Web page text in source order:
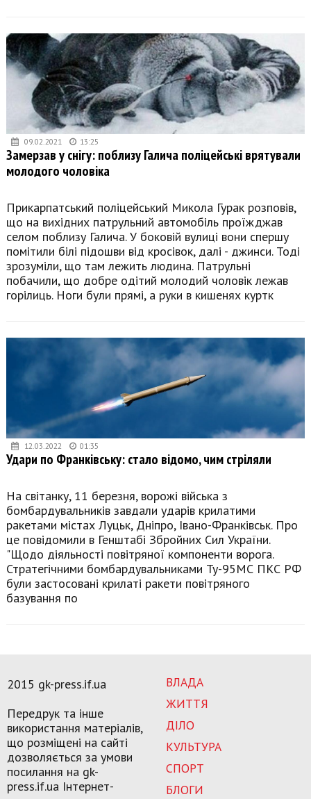
09.02.2021 13:25
Замерзав у снігу: поблизу Галича поліцейські врятували
молодого чоловіка
Прикарпатський поліцейський Микола Гурак розповів,
що на вихідних патрульний автомобіль проїжджав
селом поблизу Галича. У боковій вулиці вони спершу
помітили білі підошви від кросівок, далі - джинси. Тоді
зрозуміли, що там лежить людина. Патрульні
побачили, що добре одітий молодий чоловік лежав
горілиць. Ноги були прямі, а руки в кишенях куртк
12.03.2022 01:35
Удари по Франківську: стало відомо, чим стріляли
На світанку, 11 березня, ворожі війська з
бомбардувальників завдали ударів крилатими
ракетами містах Луцьк, Дніпро, Івано-Франківськ. Про
це повідомили в Генштабі Збройних Сил України.
"Щодо діяльності повітряної компоненти ворога.
Стратегічними бомбардувальниками Ту-95МС ПКС РФ
були застосовані крилаті ракети повітряного
базування по
ВЛАДА
ЖИТТЯ
ДІЛО
КУЛЬТУРА
СПОРТ
БЛОГИ
2015 gk-press.if.ua
Передрук та інше
використання матеріалів,
що розміщені на сайті
дозволяється за умови
посилання на gk-
press.if.ua Інтернет-